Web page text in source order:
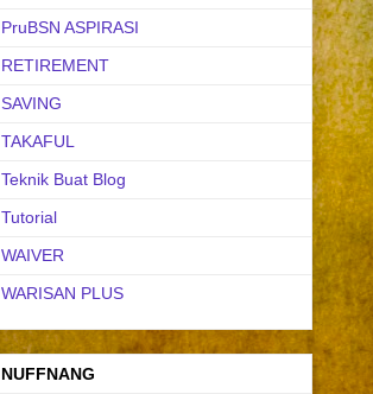
PruBSN ASPIRASI
RETIREMENT
SAVING
TAKAFUL
Teknik Buat Blog
Tutorial
WAIVER
WARISAN PLUS
NUFFNANG